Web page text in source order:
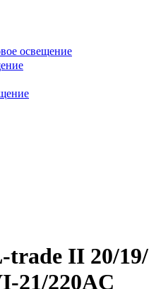
освещение
trade II 20/19/
21/220AC